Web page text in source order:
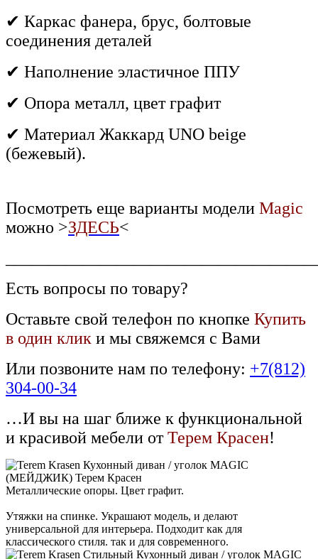
✔ Каркас фанера, брус, болтовые
соединения деталей
✔ Наполнение эластичное ППУ
✔ Опора металл, цвет графит
✔ Материал Жаккард UNO beige
(бежевый).
Посмотреть еще варианты модели Magic
можно >ЗДЕСЬ<
Есть вопросы по товару?
Оставьте свой телефон по кнопке Купить
в один клик и мы свяжемся с Вами
Или позвоните нам по телефону: +7(812)
304-00-34
…И вы на шаг ближе к функциональной
и красивой мебели отТерем Красен!
Металлические опоры. Цвет графит.
Утяжки на спинке. Украшают модель, и делают
универсальной для интерьера. Подходит как для
классического стиля. так и для современного.